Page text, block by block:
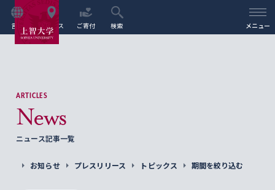
言語 アクセス ご寄付 検索 メニュー
ARTICLES
News
ニュース記事一覧
お知らせ プレスリリース トピックス 期間を絞り込む